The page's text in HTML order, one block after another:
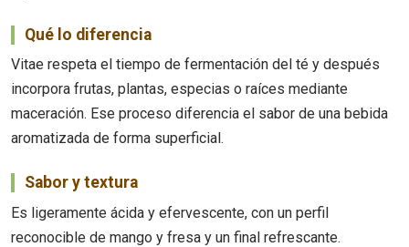
Qué lo diferencia
Vitae respeta el tiempo de fermentación del té y después
incorpora frutas, plantas, especias o raíces mediante
maceración. Ese proceso diferencia el sabor de una bebida
aromatizada de forma superficial.
Sabor y textura
Es ligeramente ácida y efervescente, con un perfil
reconocible de mango y fresa y un final refrescante.